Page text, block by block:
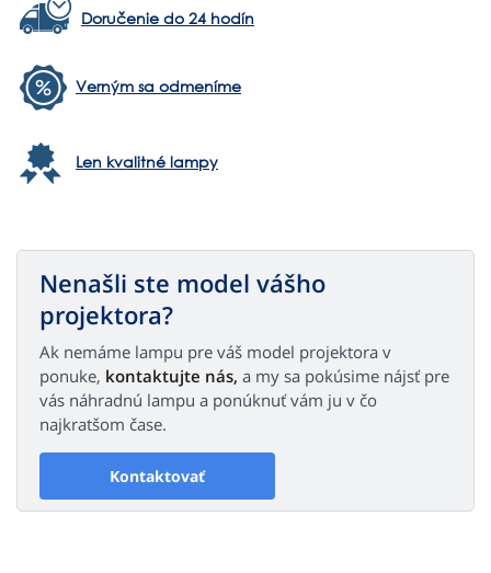
Doručenie do 24 hodín
Verným sa odmeníme
Len kvalitné lampy
Nenašli ste model vášho
projektora?
Ak nemáme lampu pre váš model projektora v
ponuke, kontaktujte nás, a my sa pokúsime nájsť pre
vás náhradnú lampu a ponúknuť vám ju v čo
najkratšom čase.
Kontaktovať